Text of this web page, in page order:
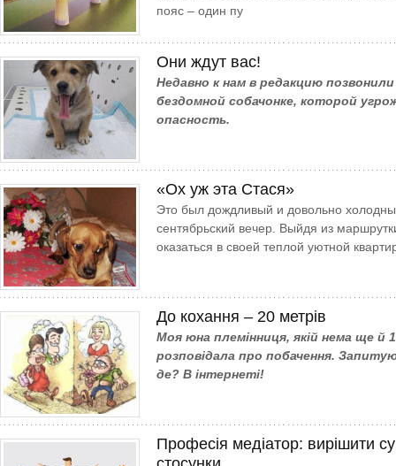
пояс – один пу
Они ждут вас!
Недавно к нам в редакцию
бездомной собачонке, которой
опасность.
«Ох уж эта Стася»
Это был дождливый и довольно
сентябрьский вечер. Выйдя из
оказаться в своей теплой уютной
До кохання – 20 метрів
Моя юна племінниця, якій нема ще й
розповідала про побачення.
де? В інтернеті!
Професія медіатор: вирішити